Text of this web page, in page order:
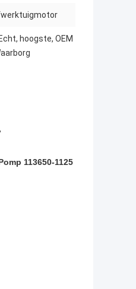
hoogste, OEM
,
113650-1125